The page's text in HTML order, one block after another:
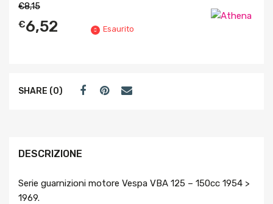
€8,15
€6,52 Esaurito
SHARE (0)
DESCRIZIONE
Serie guarnizioni motore Vespa VBA 125 – 150cc 1954 >
1969.